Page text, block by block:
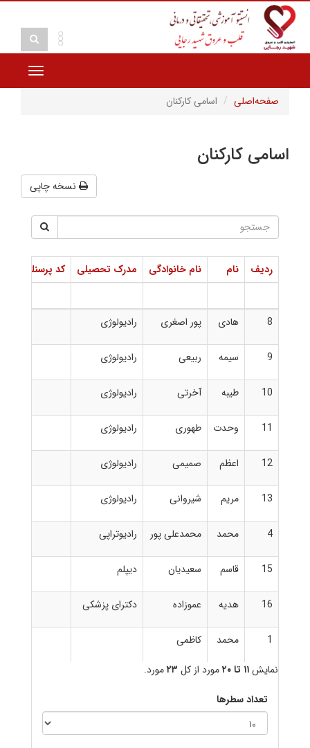
Toggle
صفحه‌اصلی
اسامی کارکنان
اسامی کارکنان
نسخه چاپی
ردیف نام نام خانوادگی مدرک تحصیلی کد پرسنلی
8 هادی پور اصغری رادیولوژی
9
سیمه ربیعی رادیولوژی
10
طیبه آخرتی رادیولوژی
11
وحدت طهوری رادیولوژی
12
اعظم صمیمی رادیولوژی
13
مریم شیروانی رادیولوژی
4
محمد محمدعلی پور رادیوتراپی
15
قاسم سعیدیان دیپلم
16
هدیه عموزاده دکترای پزشکی
1
محمد کاظمی
نمایش۱۱ تا ۲۰ مورد از کل ۲۳مورد.
تعداد سطرها